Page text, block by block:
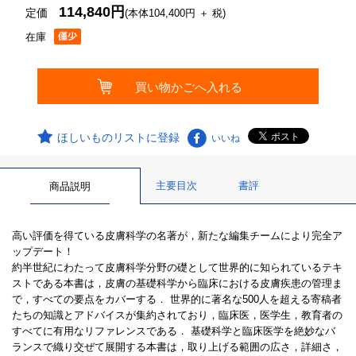
在庫
定価 114,840円(本体104,400円 ＋ 税)
ほしいものリストに登録 いいね
商品説明 主要目次 書評
高い評価を得ている皮膚科学の名著が，新たな編集チームにより完全ア
ップデート！
約半世紀にわたって皮膚科学分野の礎として世界的に知られているテキ
ストである本書は，皮膚の基礎科学から臨床における皮膚疾患の管理ま
で，すべての要点をカバーする． 世界的に著名な500人を超える寄稿者
たちの知識とアドバイスが集約されており，臨床医，医学生，教育者の
すべてに有用なリファレンスである． 基礎科学と臨床医学を絶妙なバ
ランスで織り交ぜて展開する本書は，取り上げる範囲の広さ，詳細さ，